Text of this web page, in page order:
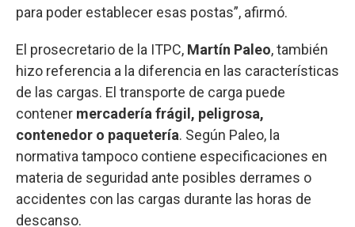
para poder establecer esas postas”, afirmó.
El prosecretario de la ITPC, Martín Paleo, también
hizo referencia a la diferencia en las características
de las cargas. El transporte de carga puede
contener mercadería frágil, peligrosa,
contenedor o paquetería. Según Paleo, la
normativa tampoco contiene especificaciones en
materia de seguridad ante posibles derrames o
accidentes con las cargas durante las horas de
descanso.